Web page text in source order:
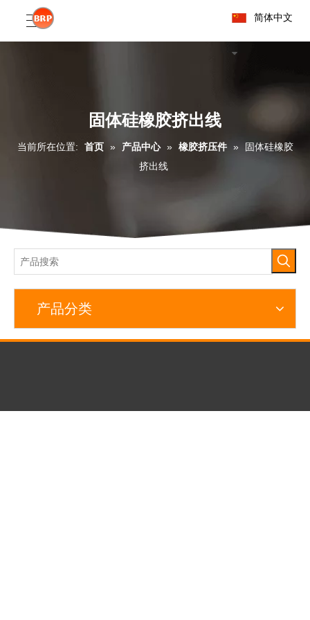
简体中文
固体硅橡胶挤出线
当前所在位置: 首页 » 产品中心 » 橡胶挤压件 »
固体硅橡胶
挤出线
产品分类